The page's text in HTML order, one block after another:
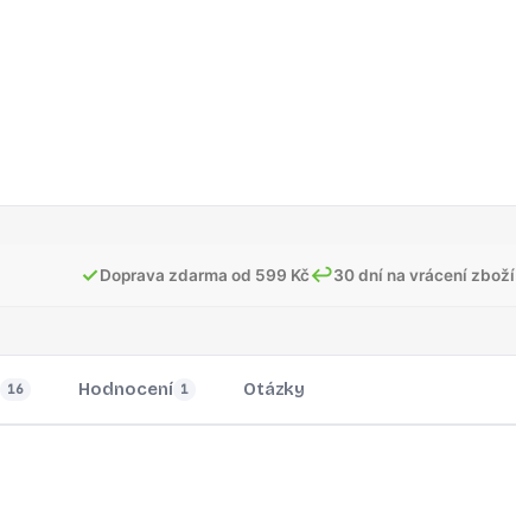
✓Doprava zdarma od 599 Kč↩30 dní na vrácení zboží
16 Hodnocení 1 Otázky